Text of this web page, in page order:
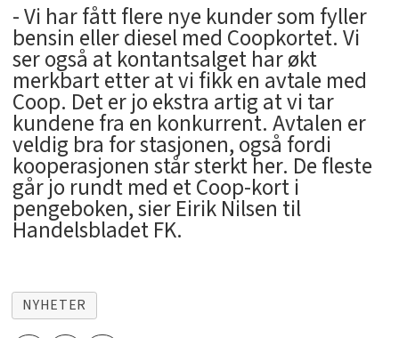
- Vi har fått flere nye kunder som fyller
bensin eller diesel med Coopkortet. Vi
ser også at kontantsalget har økt
merkbart etter at vi fikk en avtale med
Coop. Det er jo ekstra artig at vi tar
kundene fra en konkurrent. Avtalen er
veldig bra for stasjonen, også fordi
kooperasjonen står sterkt her. De fleste
går jo rundt med et Coop-kort i
pengeboken, sier Eirik Nilsen til
Handelsbladet FK.
NYHETER